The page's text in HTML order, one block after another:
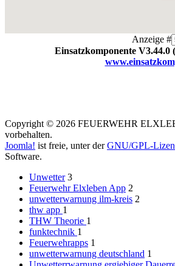
Anzeige #
Einsatzkomponente V3.44.0
Copyright © 2026 FEUERWEHR
vorbehalten.
Joomla! ist freie, unter derGNU/GPL-
Software.
Unwetter 3
Feuerwehr Elxleben App 2
unwetterwarnung ilm-kreis 2
thw app 1
THW Theorie 1
funktechnik 1
Feuerwehrapps 1
unwetterwarnung deutschland 1